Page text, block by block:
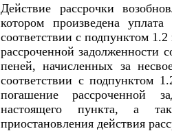
Действие рассрочки
котором произведена
соответствии с подпунктом
рассроченной задолженности
пеней, начисленных за
соответствии с подпунктом
погашение рассроченной
настоящего пункта, а
приостановления действия